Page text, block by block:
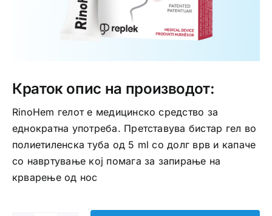
Нега на кожа
Краток опис на производот:
RinoHem гелот е медицинско средство за
еднократна употреба. Претставува бистар гел во
полиетиленска туба од 5 ml со долг врв и капаче
со навртување кој помага за запирање на
крварење од нос